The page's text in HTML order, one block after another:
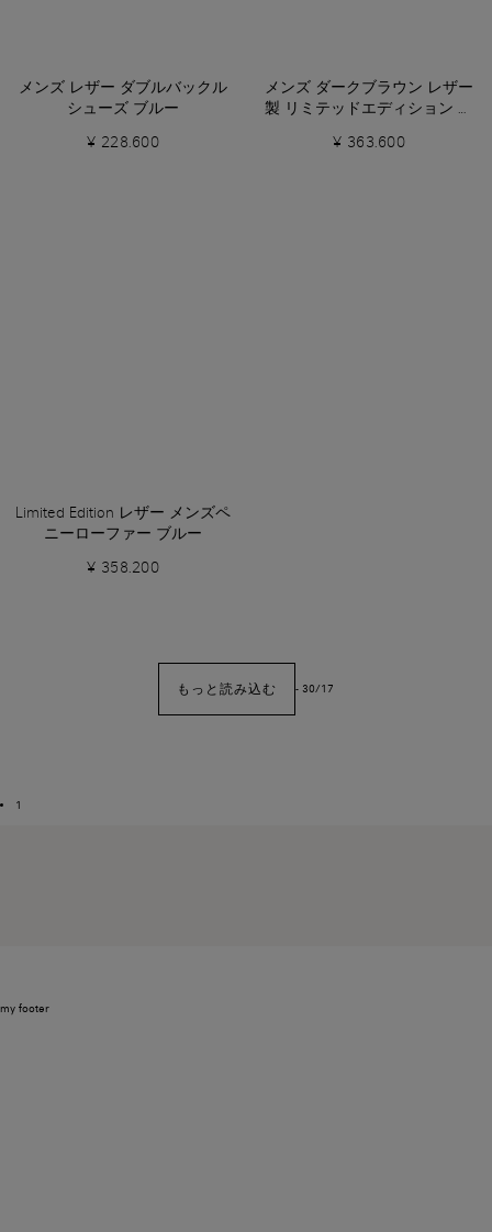
メンズ レザー ダブルバックル
シューズ ブルー
¥ 228.600
メンズ ダークブラウン レザー
製 リミテッドエディション ダ
¥ 363.600
Limited Edition レザー メンズペ
ニーローファー ブルー
¥ 358.200
もっと読み込む - 30/17
1
my footer